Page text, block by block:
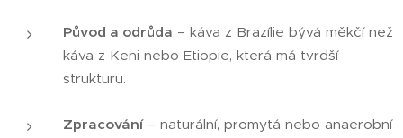
Původ a odrůda – káva z Brazílie bývá měkčí než
káva z Keni nebo Etiopie, která má tvrdší
strukturu.
Zpracování– naturální, promytá nebo anaerobní